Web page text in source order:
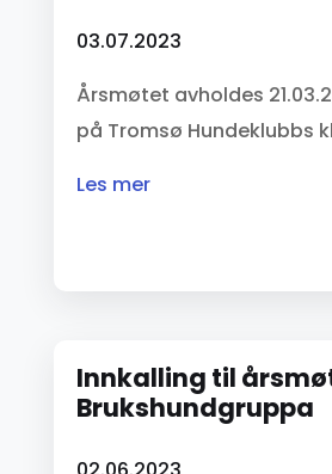
03.07.2023
Årsmøtet avholdes
på Tromsø Hundeklubbs
les mer
Innkalling til
Brukshundgruppa